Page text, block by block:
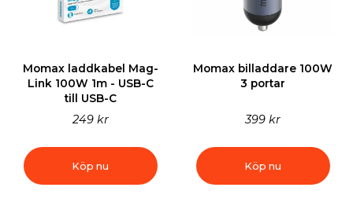
Momax laddkabel Mag-
Link 100W 1m - USB-C
till USB-C
249 kr
Köp nu
Momax billaddare 100W
3 portar
399 kr
Köp nu